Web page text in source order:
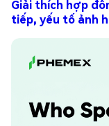
Giải thích hợp
tiếp, yếu tố ảnh